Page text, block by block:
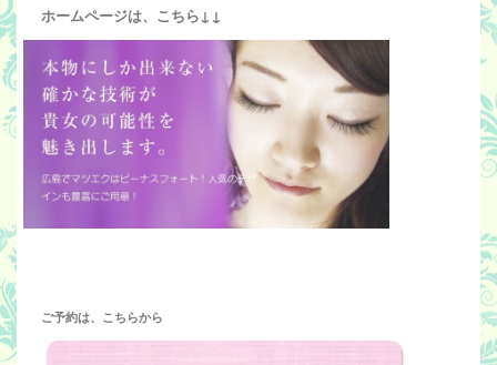
ホームページは、こちら↓↓
ご予約は、こちらから